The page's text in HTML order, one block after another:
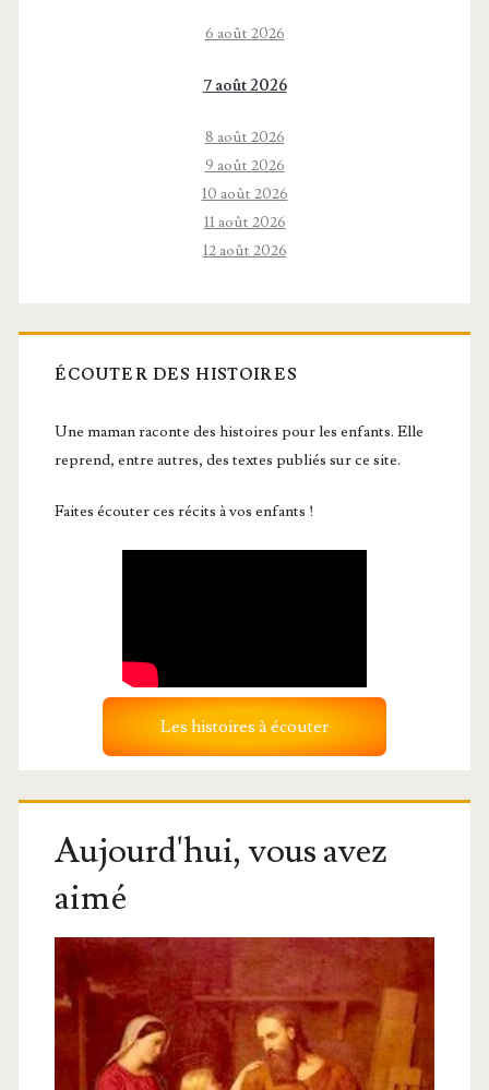
6 août 2026
7 août 2026
8 août 2026
9 août 2026
10 août 2026
11 août 2026
12 août 2026
ÉCOUTER DES HISTOIRES
Une maman raconte des histoires pour les enfants. Elle
reprend, entre autres, des textes publiés sur ce site.
Faites écouter ces récits à vos enfants !
Les histoires à écouter
Aujourd'hui, vous avez
aimé